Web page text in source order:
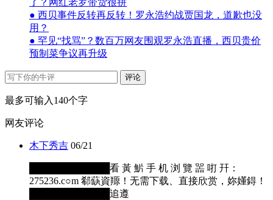
了？网红老罗带货很拼
● 西贝事件反转再反转！罗永浩约战贾国龙，道歉也没
用？
● 罕见“找骂”？数百万网友围观罗永浩直播，西贝贵价
预制菜争议再升级
评论
最多可输入140个字
网友评论
木下秀吉 06/21
████████████看 黃 魸 手 机 浏 覽 噐 咑 幵：
275236.c○m 郗蒛資羱！无需下载、直接欣赏，妳嬞鍀！
████████████追遵